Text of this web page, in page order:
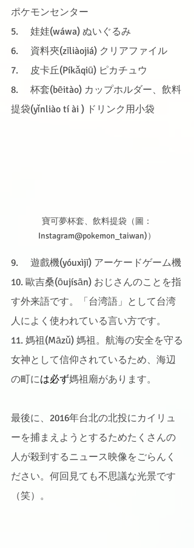
ポケモンセンター
5.     娃娃(wáwa) ぬいぐるみ
6.     資料夾(zīliàojiá) クリアファイル
7.     皮卡丘(Píkǎqiū) ピカチュウ
8.     杯套(bēitào) カップホルダー、飲料
提袋(yǐnliào tí ài ) ドリンク用小袋
寶可夢杯套、飲料提袋（圖：
Instagram@pokemon_taiwan)）
9.     遊戲機(yóuxìjī) アーケードゲーム機
10. 歐吉桑(ōujísān) おじさんのことを指
す外来語です。「台湾語」として台湾
人によく使われている言い方です。
11. 媽祖(Māzǔ) 媽祖。航海の安全を守る
女神として信仰されているため、海辺
の町には必ず媽祖廟があります。
最後に、2016年台北の北投にカイリュ
ーを捕まえようとするためたくさんの
人が殺到するニュース映像をごらんく
ださい。何回見ても不思議な光景です
（笑）。